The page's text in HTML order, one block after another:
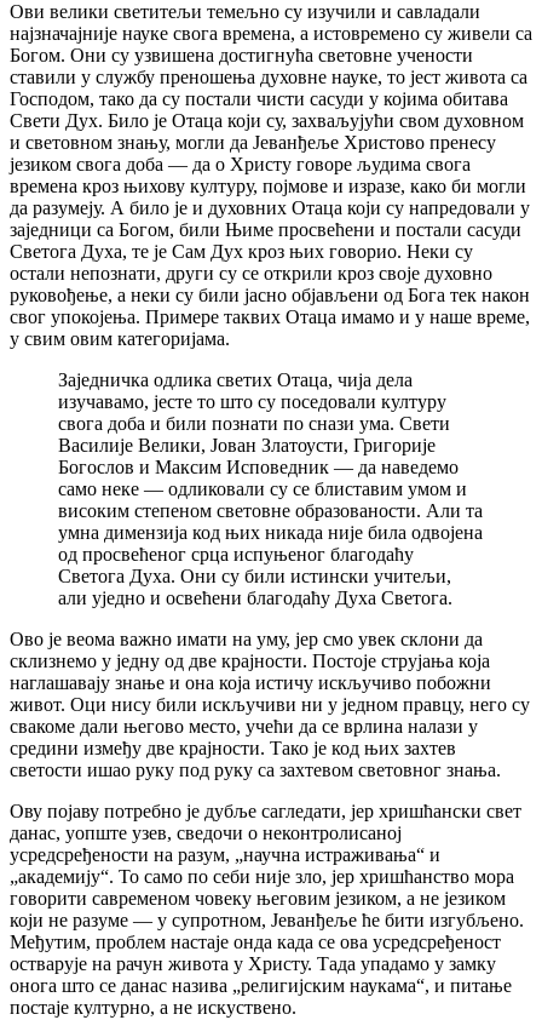
Ови велики светитељи темељно су изучили и савладали
најзначајније науке свога времена, а истовремено су живели са
Богом. Они су узвишена достигнућа световне учености
ставили у службу преношења духовне науке, то јест живота са
Господом, тако да су постали чисти сасуди у којима обитава
Свети Дух. Било је Отаца који су, захваљујући свом духовном
и световном знању, могли да Јеванђеље Христово пренесу
језиком свога доба — да о Христу говоре људима свога
времена кроз њихову културу, појмове и изразе, како би могли
да разумеју. А било је и духовних Отаца који су напредовали у
заједници са Богом, били Њиме просвећени и постали сасуди
Светога Духа, те је Сам Дух кроз њих говорио. Неки су
остали непознати, други су се открили кроз своје духовно
руковођење, а неки су били јасно објављени од Бога тек након
свог упокојења. Примере таквих Отаца имамо и у наше време,
у свим овим категоријама.
Заједничка одлика светих Отаца, чија дела
изучавамо, јесте то што су поседовали културу
свога доба и били познати по снази ума. Свети
Василије Велики, Јован Златоусти, Григорије
Богослов и Максим Исповедник — да наведемо
само неке — одликовали су се блиставим умом и
високим степеном световне образованости. Али та
умна димензија код њих никада није била одвојена
од просвећеног срца испуњеног благодаћу
Светога Духа. Они су били истински учитељи,
али уједно и освећени благодаћу Духа Светога.
Ово је веома важно имати на уму, јер смо увек склони да
склизнемо у једну од две крајности. Постоје струјања која
наглашавају знање и она која истичу искључиво побожни
живот. Оци нису били искључиви ни у једном правцу, него су
свакоме дали његово место, учећи да се врлина налази у
средини између две крајности. Тако је код њих захтев
светости ишао руку под руку са захтевом световног знања.
Ову појаву потребно је дубље сагледати, јер хришћански свет
данас, уопште узев, сведочи о неконтролисаној
усредсређености на разум, „научна истраживања“ и
„академију“. То само по себи није зло, јер хришћанство мора
говорити савременом човеку његовим језиком, а не језиком
који не разуме — у супротном, Јеванђеље ће бити изгубљено.
Међутим, проблем настаје онда када се ова усредсређеност
остварује на рачун живота у Христу. Тада упадамо у замку
онога што се данас назива „религијским наукама“, и питање
постаје културно, а не искуствено.